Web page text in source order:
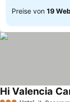
Preise von 19
Hi Valencia